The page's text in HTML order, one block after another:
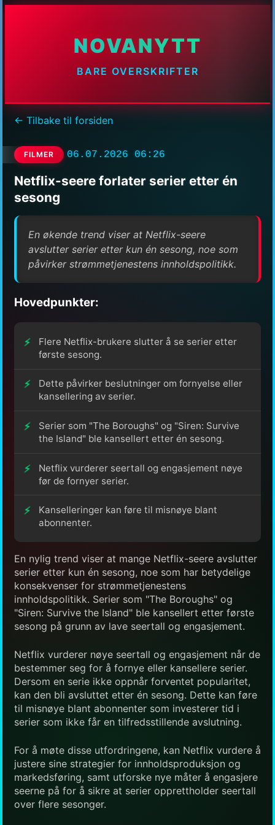
NOVANYTT
BARE OVERSKRIFTER
← Tilbake til forsiden
FILMER 06.07.2026 06:26
Netflix-seere forlater serier etter én
sesong
En økende trend viser at Netflix-seere
avslutter serier etter kun én sesong, noe som
påvirker strømmetjenestens innholdspolitikk.
Hovedpunkter:
Flere Netflix-brukere slutter å se serier etter
første sesong.
Dette påvirker beslutninger om fornyelse eller
kansellering av serier.
Serier som "The Boroughs" og "Siren: Survive
the Island" ble kansellert etter én sesong.
Netflix vurderer seertall og engasjement nøye
før de fornyer serier.
Kanselleringer kan føre til misnøye blant
abonnenter.
En nylig trend viser at mange Netflix-seere avslutter
serier etter kun én sesong, noe som har betydelige
konsekvenser for strømmetjenestens
innholdspolitikk. Serier som "The Boroughs" og
"Siren: Survive the Island" ble kansellert etter første
sesong på grunn av lave seertall og engasjement.
Netflix vurderer nøye seertall og engasjement når de
bestemmer seg for å fornye eller kansellere serier.
Dersom en serie ikke oppnår forventet popularitet,
kan den bli avsluttet etter én sesong. Dette kan føre
til misnøye blant abonnenter som investerer tid i
serier som ikke får en tilfredsstillende avslutning.
For å møte disse utfordringene, kan Netflix vurdere å
justere sine strategier for innholdsproduksjon og
markedsføring, samt utforske nye måter å engasjere
seerne på for å sikre at serier opprettholder seertall
over flere sesonger.